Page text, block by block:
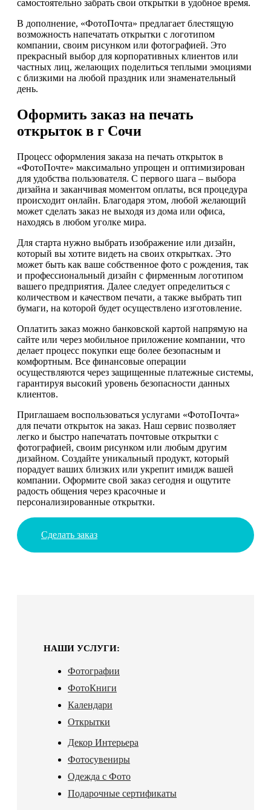
самостоятельно забрать свои открытки в удобное время.
В дополнение, «ФотоПочта» предлагает блестящую
возможность напечатать открытки с логотипом
компании, своим рисунком или фотографией. Это
прекрасный выбор для корпоративных клиентов или
частных лиц, желающих поделиться теплыми эмоциями
с близкими на любой праздник или знаменательный
день.
Оформить заказ на печать
открыток в г Сочи
Процесс оформления заказа на печать открыток в
«ФотоПочте» максимально упрощен и оптимизирован
для удобства пользователя. С первого шага – выбора
дизайна и заканчивая моментом оплаты, вся процедура
происходит онлайн. Благодаря этом, любой желающий
может сделать заказ не выходя из дома или офиса,
находясь в любом уголке мира.
Для старта нужно выбрать изображение или дизайн,
который вы хотите видеть на своих открытках. Это
может быть как ваше собственное фото с рождения, так
и профессиональный дизайн с фирменным логотипом
вашего предприятия. Далее следует определиться с
количеством и качеством печати, а также выбрать тип
бумаги, на которой будет осуществлено изготовление.
Оплатить заказ можно банковской картой напрямую на
сайте или через мобильное приложение компании, что
делает процесс покупки еще более безопасным и
комфортным. Все финансовые операции
осуществляются через защищенные платежные системы,
гарантируя высокий уровень безопасности данных
клиентов.
Приглашаем воспользоваться услугами «ФотоПочта»
для печати открыток на заказ. Наш сервис позволяет
легко и быстро напечатать почтовые открытки с
фотографией, своим рисунком или любым другим
дизайном. Создайте уникальный продукт, который
порадует ваших близких или укрепит имидж вашей
компании. Оформите свой заказ сегодня и ощутите
радость общения через красочные и
персонализированные открытки.
Сделать заказ
НАШИ УСЛУГИ:
Фотографии
ФотоКниги
Календари
Открытки
Декор Интерьера
Фотосувениры
Одежда с Фото
Подарочные сертификаты